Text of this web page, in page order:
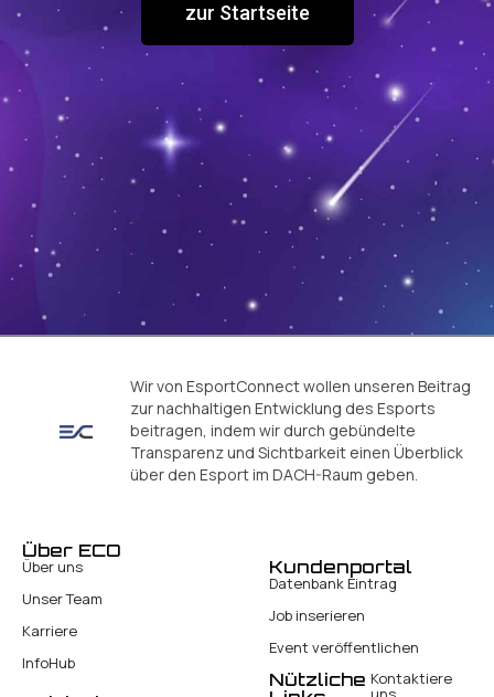
zur Startseite
Wir von EsportConnect wollen unseren Beitrag
zur nachhaltigen Entwicklung des Esports
beitragen, indem wir durch gebündelte
Transparenz und Sichtbarkeit einen Überblick
über den Esport im DACH-Raum geben.
Über ECO
Über uns
Unser Team
Karriere
InfoHub
Kundenportal
Datenbank Eintrag
Job inserieren
Event veröffentlichen
Nützliche Kontaktiere